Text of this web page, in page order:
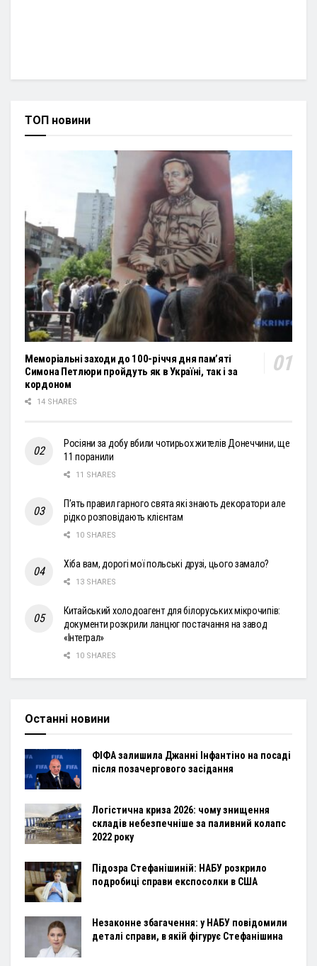
ТОП новини
Меморіальні заходи до 100-річчя дня пам’яті
Симона Петлюри пройдуть як в Україні, так і за
кордоном
14 SHARES
Росіяни за добу вбили чотирьох жителів Донеччини, ще
11 поранили
11 SHARES
П’ять правил гарного свята які знають декоратори але
рідко розповідають клієнтам
10 SHARES
Хіба вам, дорогі мої польські друзі, цього замало?
13 SHARES
Китайський холодоагент для білоруських мікрочипів:
документи розкрили ланцюг постачання на завод
«Інтеграл»
10 SHARES
Останні новини
ФІФА залишила Джанні Інфантіно на посаді
після позачергового засідання
Логістична криза 2026: чому знищення
складів небезпечніше за паливний колапс
2022 року
Підозра Стефанішиній: НАБУ розкрило
подробиці справи експосолки в США
Незаконне збагачення: у НАБУ повідомили
деталі справи, в якій фігурує Стефанішина